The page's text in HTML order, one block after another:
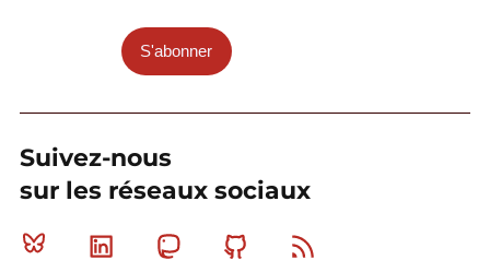
S'abonner
Suivez-nous
sur les réseaux sociaux
Bluesky Linkedin MastodonGithub